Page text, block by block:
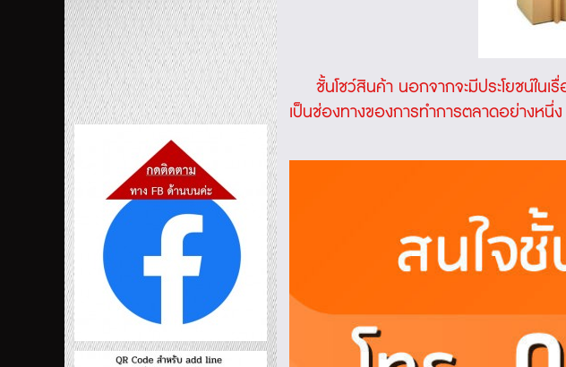
ชั้นโชว์สินค้านอกจากจะมีประโยชน์ในเ
เป็นช่องทางของการทำการตลาดอย่างหนึ่